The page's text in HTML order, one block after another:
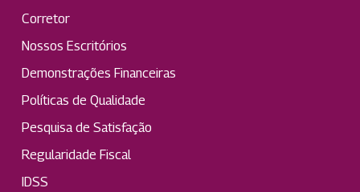
Corretor
Nossos Escritórios
Demonstrações Financeiras
Políticas de Qualidade
Pesquisa de Satisfação
Regularidade Fiscal
IDSS